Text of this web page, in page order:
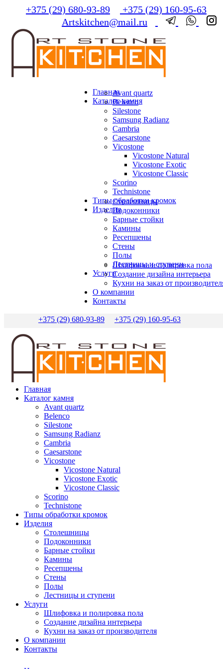
+375 (29) 680-93-89
+375 (29) 160-95-63
Artskitchen@mail.ru
Главная
Каталог камня
Avant quartz
Belenco
Silestone
Samsung Radianz
Сambria
Сaesarstone
Vicostone
Vicostone Natural
Vicostone Exotic
Vicostone Classic
Scorino
Technistone
Типы обработки кромок
Изделия
Столешницы
Подоконники
Барные стойки
Камины
Ресепшены
Стены
Полы
Лестницы и ступени
Услуги
Шлифовка и полировка пола
Создание дизайна интерьера
Кухни на заказ от
О компании
Контакты
+375 (29) 680-93-89 +375 (29) 160-95-63
Главная
Каталог камня
Avant quartz
Belenco
Silestone
Samsung Radianz
Сambria
Сaesarstone
Vicostone
Vicostone Natural
Vicostone Exotic
Vicostone Classic
Scorino
Technistone
Типы обработки кромок
Изделия
Столешницы
Подоконники
Барные стойки
Камины
Ресепшены
Стены
Полы
Лестницы и ступени
Услуги
Шлифовка и полировка пола
Создание дизайна интерьера
Кухни на заказ от производителя
О компании
Контакты